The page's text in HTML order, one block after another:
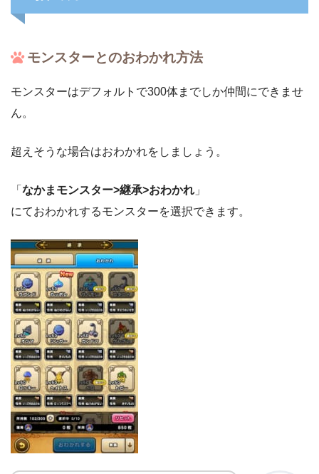
モンスターとのおわかれ方法
モンスターはデフォルトで300体までしか仲間にできませ
ん。
超えそうな場合はおわかれをしましょう。
「 なかまモンスター>継承>おわかれ 」
にておわかれするモンスターを選択できます。